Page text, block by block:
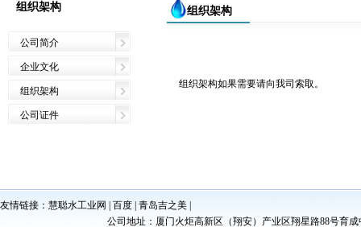
组织架构
公司简介
企业文化
组织架构
公司证件
组织架构
组织架构如果需要请向我司索取。
友情链接： 慧聪水工业网 百度 青岛吉之美
公司地址：厦门火炬高新区（翔安）产业区翔星路88号育